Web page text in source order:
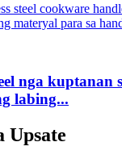
nga kuptanan
labing...
Upsate